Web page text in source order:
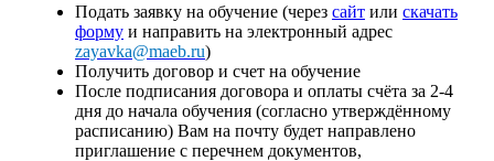
Подать заявку на обучение (через сайт или скачать
форму и направить на электронный адрес
zayavka@maeb.ru)
Получить договор и счет на обучение
После подписания договора и оплаты счёта за 2-4
дня до начала обучения (согласно утверждённому
расписанию) Вам на почту будет направлено
приглашение с перечнем документов,